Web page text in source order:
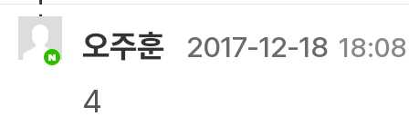
오주훈 2017-12-18
4